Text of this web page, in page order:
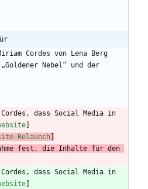
Cordes von Lena Berg
Nebel“ und der
dass Social Media in
Relaunch
fest, die Inhalte für den
dass Social Media in